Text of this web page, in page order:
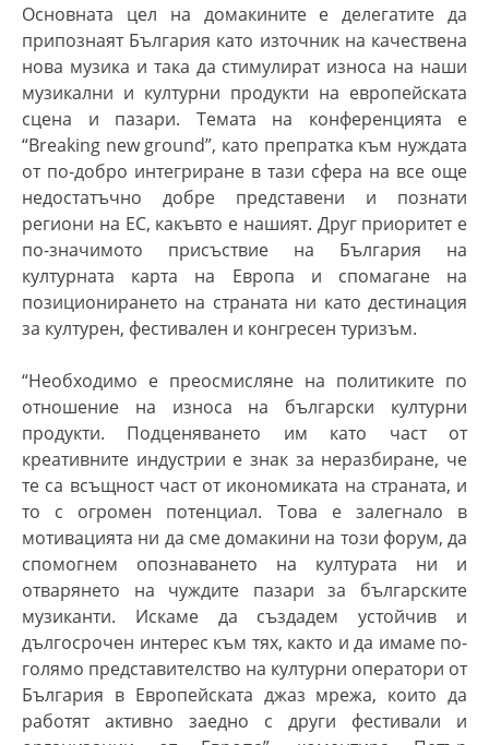
Основната цел на домакините е делегатите да
припознаят България като източник на качествена
нова музика и така да стимулират износа на наши
музикални и културни продукти на европейската
сцена и пазари. Темата на конференцията е
“Breaking new ground”, като препратка към нуждата
от по-добро интегриране в тази сфера на все още
недостатъчно добре представени и познати
региони на ЕС, какъвто е нашият. Друг приоритет е
по-значимото присъствие на България на
културната карта на Европа и спомагане на
позиционирането на страната ни като дестинация
за културен, фестивален и конгресен туризъм.
“Необходимо е преосмисляне на политиките по
отношение на износа на български културни
продукти. Подценяването им като част от
креативните индустрии е знак за неразбиране, че
те са всъщност част от икономиката на страната, и
то с огромен потенциал. Това е залегнало в
мотивацията ни да сме домакини на този форум, да
спомогнем опознаването на културата ни и
отварянето на чуждите пазари за българските
музиканти. Искаме да създадем устойчив и
дългосрочен интерес към тях, както и да имаме по-
голямо представителство на културни оператори от
България в Европейската джаз мрежа, които да
работят активно заедно с други фестивали и